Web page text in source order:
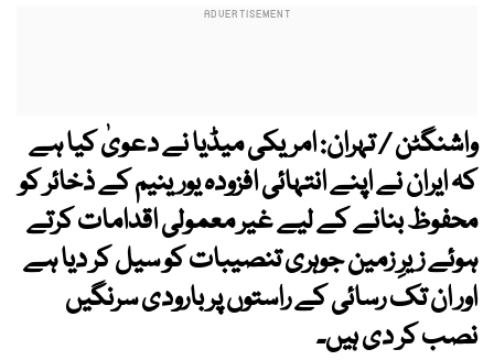
واشنگٹن / تہران: امریکی میڈیا نے دعویٰ کیا ہے
کہ ایران نے اپنے انتہائی افزودہ یورینیم کے ذخائر کو
محفوظ بنانے کے لیے غیر معمولی اقدامات کرتے
ہوئے زیرِ زمین جوہری تنصیبات کو سیل کر دیا ہے
اور ان تک رسائی کے راستوں پر بارودی سرنگیں
نصب کر دی ہیں۔